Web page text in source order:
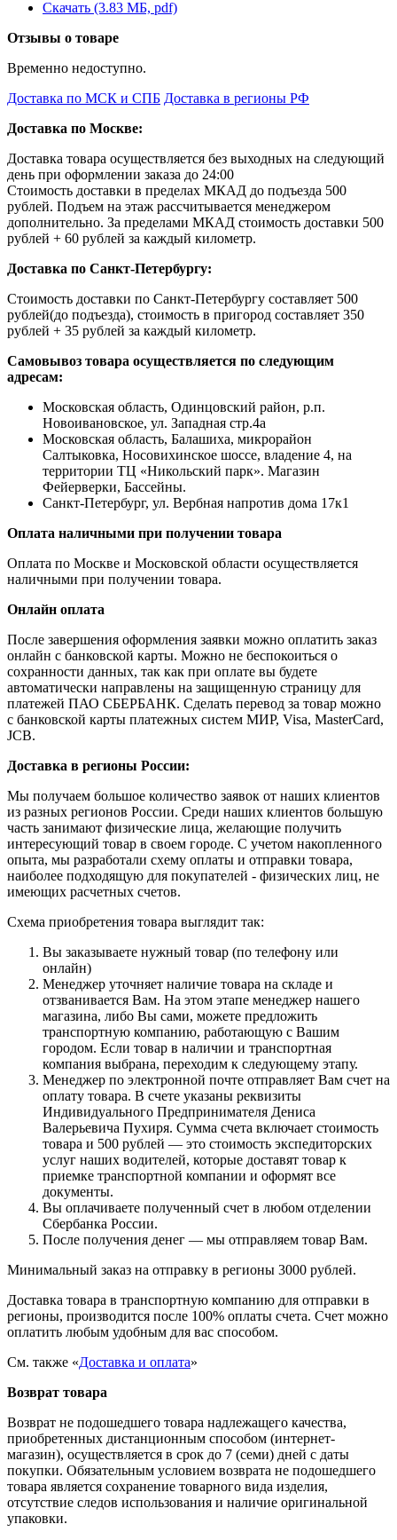
Скачать (3.83 МБ, pdf)
Отзывы о товаре
Временно недоступно.
Доставка по МСК и СПБ Доставка в регионы РФ
Доставка по Москве:
Доставка товара осуществляется без выходных на следующий
день при оформлении заказа до 24:00
Стоимость доставки в пределах МКАД до подъезда 500
рублей. Подъем на этаж рассчитывается менеджером
дополнительно. За пределами МКАД стоимость доставки 500
рублей + 60 рублей за каждый километр.
Доставка по Санкт-Петербургу:
Стоимость доставки по Санкт-Петербургу составляет 500
рублей(до подъезда), стоимость в пригород составляет 350
рублей + 35 рублей за каждый километр.
Самовывоз товара осуществляется по следующим
адресам:
Московская область, Одинцовский район, р.п.
Новоивановское, ул. Западная стр.4a
Московская область, Балашиха, микрорайон
Салтыковка, Носовихинское шоссе, владение 4, на
территории ТЦ «Никольский парк». Магазин
Фейерверки, Бассейны.
Санкт-Петербург, ул. Вербная напротив дома 17к1
Оплата наличными при получении товара
Оплата по Москве и Московской области осуществляется
наличными при получении товара.
Онлайн оплата
После завершения оформления заявки можно оплатить заказ
онлайн с банковской карты. Можно не беспокоиться о
сохранности данных, так как при оплате вы будете
автоматически направлены на защищенную страницу для
платежей ПАО СБЕРБАНК. Сделать перевод за товар можно
с банковской карты платежных систем МИР, Visa, MasterCard,
JCB.
Доставка в регионы России:
Мы получаем большое количество заявок от наших клиентов
из разных регионов России. Среди наших клиентов большую
часть занимают физические лица, желающие получить
интересующий товар в своем городе. С учетом накопленного
опыта, мы разработали схему оплаты и отправки товара,
наиболее подходящую для покупателей - физических лиц, не
имеющих расчетных счетов.
Схема приобретения товара выглядит так:
Вы заказываете нужный товар (по телефону или
онлайн)
Менеджер уточняет наличие товара на складе и
отзванивается Вам. На этом этапе менеджер нашего
магазина, либо Вы сами, можете предложить
транспортную компанию, работающую с Вашим
городом. Если товар в наличии и транспортная
компания выбрана, переходим к следующему этапу.
Менеджер по электронной почте отправляет Вам счет на
оплату товара. В счете указаны реквизиты
Индивидуального Предпринимателя Дениса
Валерьевича Пухиря. Сумма счета включает стоимость
товара и 500 рублей — это стоимость экспедиторских
услуг наших водителей, которые доставят товар к
приемке транспортной компании и оформят все
документы.
Вы оплачиваете полученный счет в любом отделении
Сбербанка России.
После получения денег — мы отправляем товар Вам.
Минимальный заказ на отправку в регионы 3000 рублей.
Доставка товара в транспортную компанию для отправки в
регионы, производится после 100% оплаты счета. Счет можно
оплатить любым удобным для вас способом.
См. также «Доставка и оплата»
Возврат товара
Возврат не подошедшего товара надлежащего качества,
приобретенных дистанционным способом (интернет-
магазин), осуществляется в срок до 7 (семи) дней с даты
покупки. Обязательным условием возврата не подошедшего
товара является сохранение товарного вида изделия,
отсутствие следов использования и наличие оригинальной
упаковки.